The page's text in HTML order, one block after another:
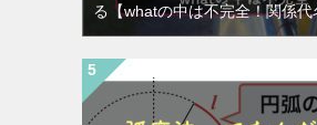
る【whatの中は不完全！関係代